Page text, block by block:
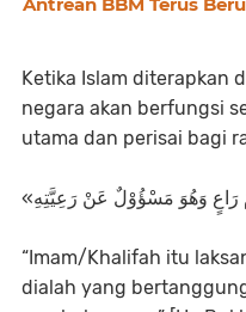
Ketika Islam diterapkan
negara akan berfungsi
utama dan perisai bagi
“Imam/Khalifah itu
dialah yang